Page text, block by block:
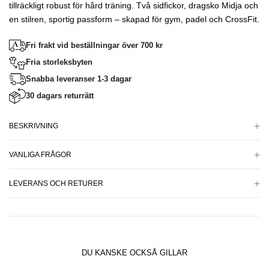
tillräckligt robust för hård träning. Två sidfickor, dragsko Midja och
en stilren, sportig passform – skapad för gym, padel och CrossFit.
Fri frakt vid beställningar över 700 kr
Fria storleksbyten
Snabba leveranser 1-3 dagar
30 dagars returrätt
BESKRIVNING
VANLIGA FRÅGOR
LEVERANS OCH RETURER
DU KANSKE OCKSÅ GILLAR